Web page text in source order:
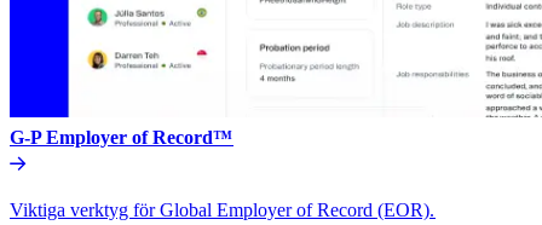
G-P Employer of Record™​​
Viktiga verktyg för Global Employer of Record (EOR).​​